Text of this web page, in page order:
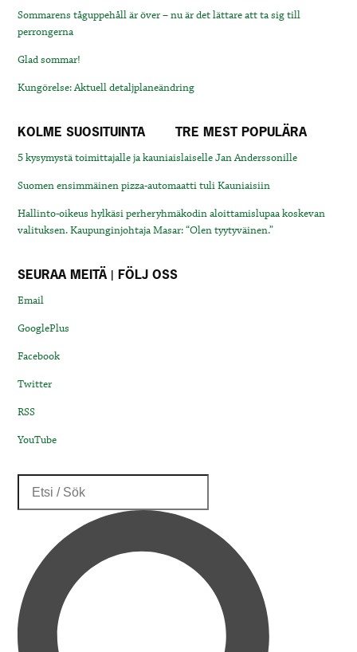
Sommarens tåguppehåll är över – nu är det lättare att ta sig till
perrongerna
Glad sommar!
Kungörelse: Aktuell detaljplaneändring
KOLME SUOSITUINTA TRE MEST POPULÄRA
5 kysymystä toimittajalle ja kauniaislaiselle Jan Anderssonille
Suomen ensimmäinen pizza-automaatti tuli Kauniaisiin
Hallinto-oikeus hylkäsi perheryhmäkodin aloittamislupaa koskevan
valituksen. Kaupunginjohtaja Masar: “Olen tyytyväinen.”
SEURAA MEITÄ | FÖLJ OSS
Email
GooglePlus
Facebook
Twitter
RSS
YouTube